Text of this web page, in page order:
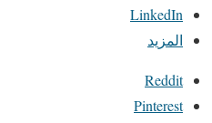
LinkedIn
المزيد
Reddit
Pinterest